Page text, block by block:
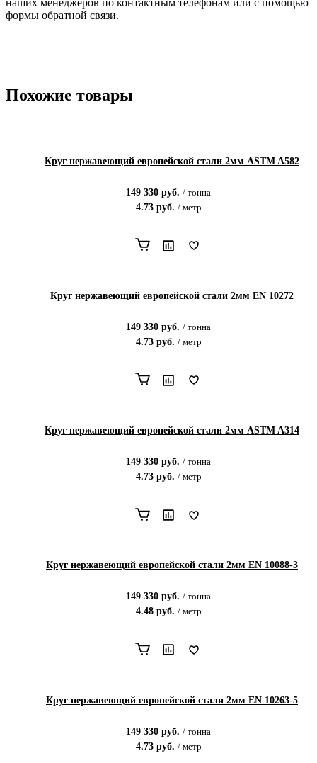
наших менеджеров по контактным телефонам или с помощью
формы обратной связи.
Похожие товары
Круг нержавеющий европейской стали 2мм ASTM A582
149 330 руб. / тонна
4.73руб. / метр
Круг нержавеющий европейской стали 2мм EN 10272
149 330 руб. / тонна
4.73руб. / метр
Круг нержавеющий европейской стали 2мм ASTM A314
149 330 руб. / тонна
4.73руб. / метр
Круг нержавеющий европейской стали 2мм EN 10088-3
149 330 руб. / тонна
4.48руб. / метр
Круг нержавеющий европейской стали 2мм EN 10263-5
149 330 руб. / тонна
4.73руб. / метр